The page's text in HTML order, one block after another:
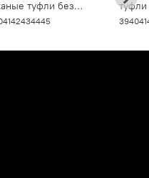
туфли без
Классик
4142434445
без
394041